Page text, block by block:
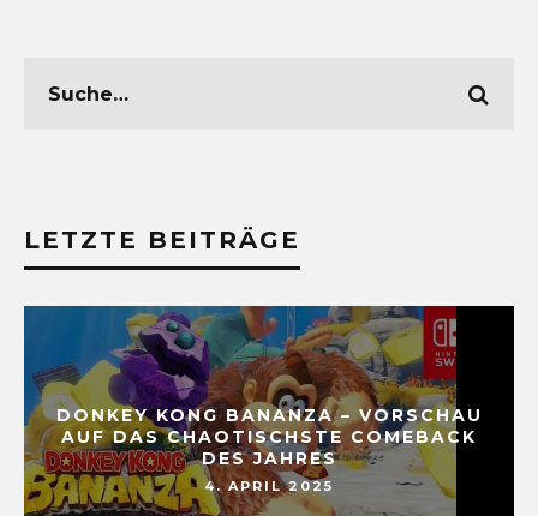
LETZTE BEITRÄGE
DONKEY KONG BANANZA – VORSCHAU
AUF DAS CHAOTISCHSTE COMEBACK
DES JAHRES
4. APRIL 2025